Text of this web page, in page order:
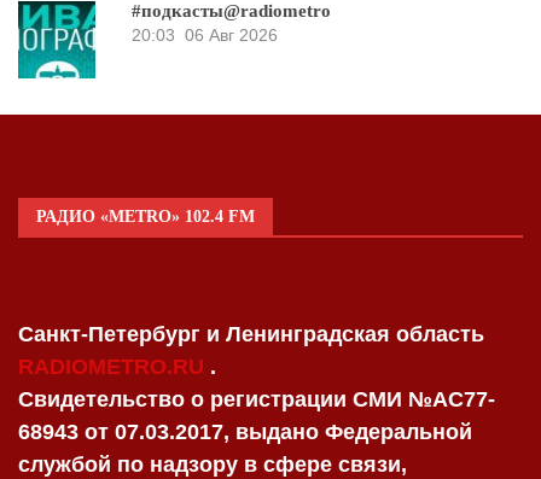
#подкасты@radiometro
20:03 06 Авг 2026
РАДИО «METRO» 102.4 FM
Санкт-Петербург и Ленинградская область
RADIOMETRO.RU .
Свидетельство о регистрации СМИ №AC77-
68943 от 07.03.2017, выдано Федеральной
службой по надзору в сфере связи,